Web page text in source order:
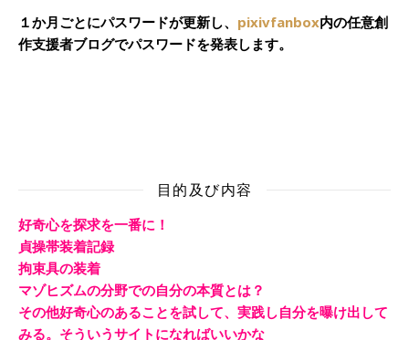
１か月ごとにパスワードが更新し、 pixivfanbox内の任意創
作支援者ブログでパスワードを発表します。
目的及び内容
好奇心を探求を一番に！
貞操帯装着記録
拘束具の装着
マゾヒズムの分野での自分の本質とは？
その他好奇心のあることを試して、実践し自分を曝け出して
みる。そういうサイトになればいいかな